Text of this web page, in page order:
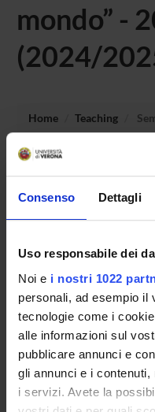
Consenso Dettagli
Uso responsabile dei
Noi e i nostri 1022
personali, ad esempio il
tecnologie come i
alle informazioni sul
pubblicare annunci e
gli annunci e i
i servizi. Avete la
mondo” -
(2024/
Home Teaching
No recent seminar
STUDYING
COURSES
PHD PROGRAMMES
TRAINING
Contacts